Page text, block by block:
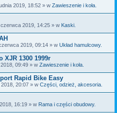
2019, 18:52 » w Zawieszenie i koła.
2019, 14:25 » w Kaski.
2019, 09:14 » w Układ hamulcowy.
XJR 1300 1999r
09:49 » w Zawieszenie i koła.
Rapid Bike Easy
20:07 » w Części, odzież, akcesoria.
16:19 » w Rama i części obudowy.